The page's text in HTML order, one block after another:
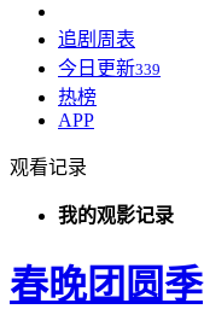
追剧周表
今日更新339
热榜
APP
观看记录
我的观影记录
春晚团圆季